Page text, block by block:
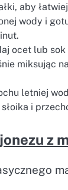
aby
wody i
ocet lub
miksując
letniej
i
z